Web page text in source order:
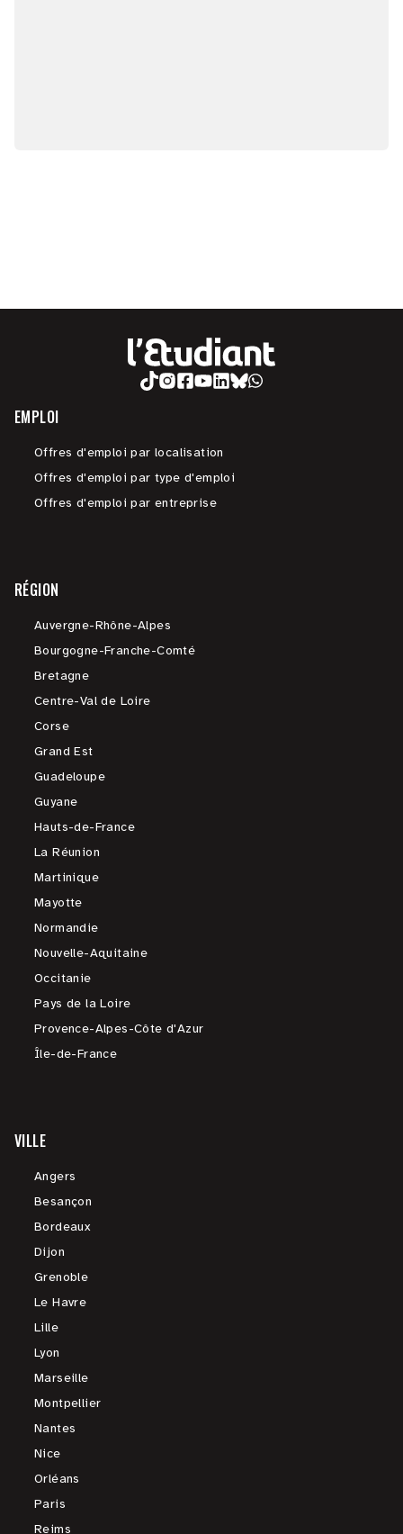
EMPLOI
Offres d'emploi par localisation
Offres d'emploi par type d'emploi
Offres d'emploi par entreprise
RÉGION
Auvergne-Rhône-Alpes
Bourgogne-Franche-Comté
Bretagne
Centre-Val de Loire
Corse
Grand Est
Guadeloupe
Guyane
Hauts-de-France
La Réunion
Martinique
Mayotte
Normandie
Nouvelle-Aquitaine
Occitanie
Pays de la Loire
Provence-Alpes-Côte d'Azur
Île-de-France
VILLE
Angers
Besançon
Bordeaux
Dijon
Grenoble
Le Havre
Lille
Lyon
Marseille
Montpellier
Nantes
Nice
Orléans
Paris
Reims